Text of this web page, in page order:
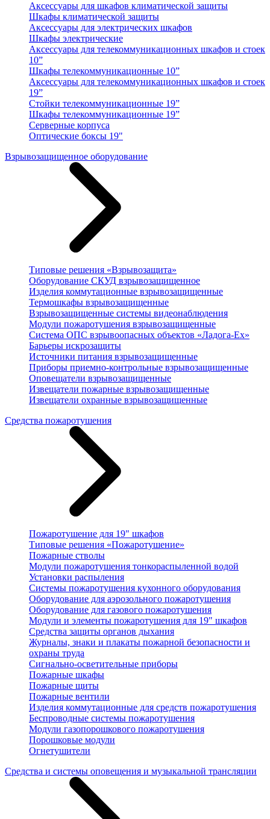
Аксессуары для шкафов климатической защиты
Шкафы климатической защиты
Аксессуары для электрических шкафов
Шкафы электрические
Аксессуары для телекоммуникационных шкафов и стоек
10”
Шкафы телекоммуникационные 10”
Аксессуары для телекоммуникационных шкафов и стоек
19”
Стойки телекоммуникационные 19”
Шкафы телекоммуникационные 19”
Серверные корпуса
Оптические боксы 19"
Взрывозащищенное оборудование
Типовые решения «Взрывозащита»
Оборудование СКУД взрывозащищенное
Изделия коммутационные взрывозащищенные
Термошкафы взрывозащищенные
Взрывозащищенные системы видеонаблюдения
Модули пожаротушения взрывозащищенные
Система ОПС взрывоопасных объектов «Ладога-Ex»
Барьеры искрозащиты
Источники питания взрывозащищенные
Приборы приемно-контрольные взрывозащищенные
Оповещатели взрывозащищенные
Извещатели пожарные взрывозащищенные
Извещатели охранные взрывозащищенные
Средства пожаротушения
Пожаротушение для 19" шкафов
Типовые решения «Пожаротушение»
Пожарные стволы
Модули пожаротушения тонкораспыленной водой
Установки распыления
Системы пожаротушения кухонного оборудования
Оборудование для аэрозольного пожаротушения
Оборудование для газового пожаротушения
Модули и элементы пожаротушения для 19" шкафов
Средства защиты органов дыхания
Журналы, знаки и плакаты пожарной безопасности и
охраны труда
Сигнально-осветительные приборы
Пожарные шкафы
Пожарные щиты
Пожарные вентили
Изделия коммутационные для средств пожаротушения
Беспроводные системы пожаротушения
Модули газопорошкового пожаротушения
Порошковые модули
Огнетушители
Средства и системы оповещения и музыкальной трансляции